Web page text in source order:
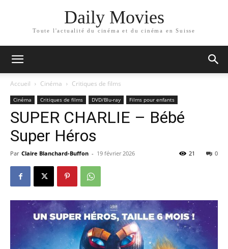
Daily Movies
Toute l'actualité du cinéma et du cinéma en Suisse
Accueil Cinéma Critiques de films
Cinéma Critiques de films DVD/Blu-ray Films pour enfants
SUPER CHARLIE – Bébé
Super Héros
Par Claire Blanchard-Buffon - 19 février 2026 0
21